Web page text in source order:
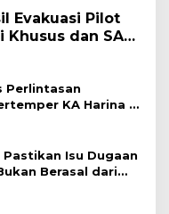
Evakuasi Pilot
Khusus dan SAR
Perlintasan
KA Harina di
Jrakah Semarang
Isu Dugaan
Berasal dari